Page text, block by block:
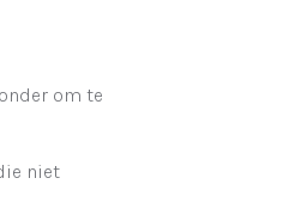
om te
niet